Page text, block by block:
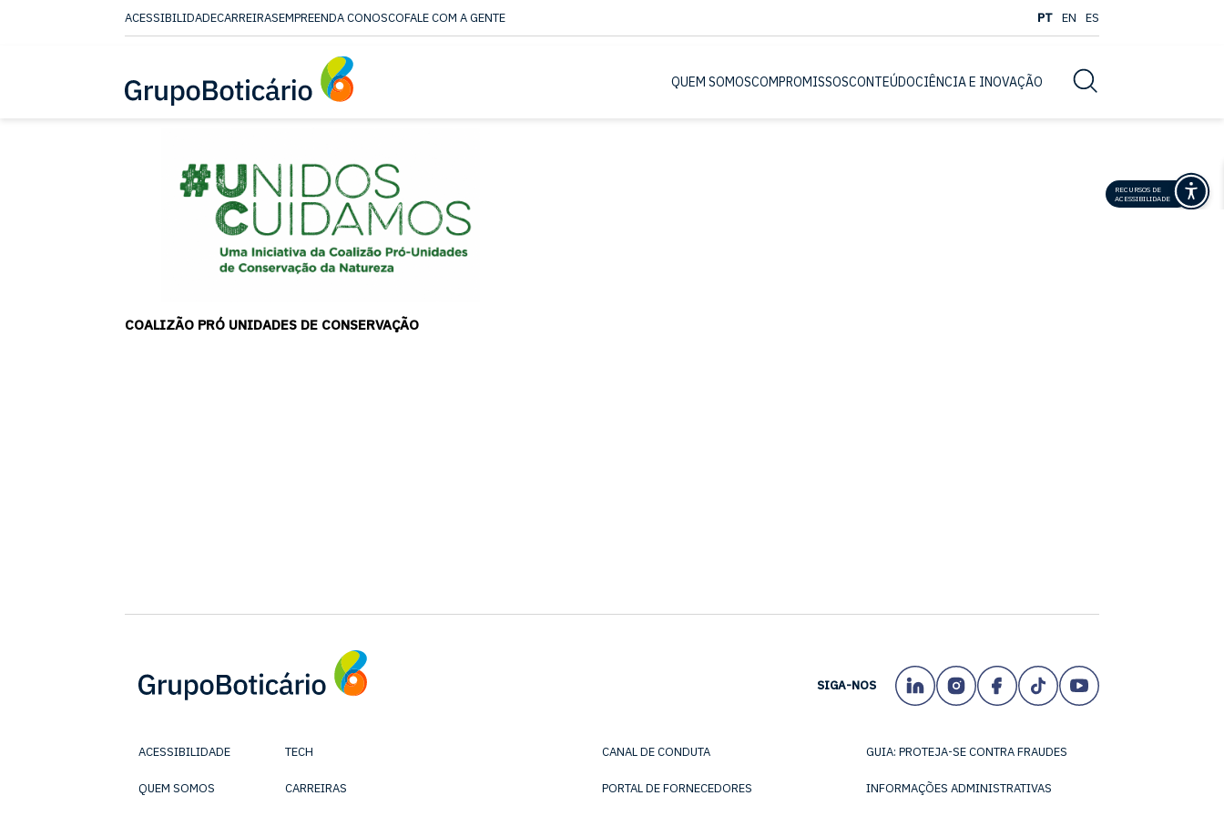
RECURSOS DE
ACESSIBILIDADE
CONTEUDO
MENU
ACESSIBILIDADE
ACESSIBILIDADECARREIRASEMPREENDA CONOSCOFALE COM A GENTE EN ES
PT
QUEM SOMOSCOMPROMISSOSCONTEÚDOCIÊNCIA E INOVAÇÃO Busca
COALIZÃO PRÓ UNIDADES DE CONSERVAÇÃO
SIGA-NOS
ACESSIBILIDADE
QUEM SOMOS
TECH
CARREIRAS
CANAL DE CONDUTA
PORTAL DE FORNECEDORES
GUIA: PROTEJA-SE CONTRA FRAUDES
INFORMAÇÕES ADMINISTRATIVAS